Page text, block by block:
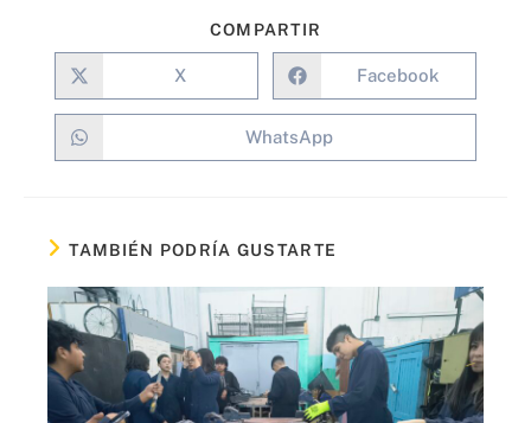
COMPARTIR
X Facebook
WhatsApp
TAMBIÉN PODRÍA GUSTARTE